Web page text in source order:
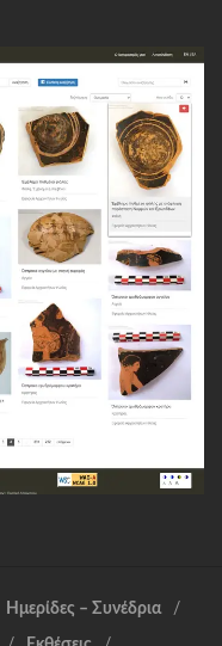
Ημερίδες – Συνέδρια